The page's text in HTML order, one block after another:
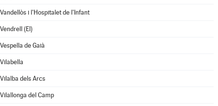
Vandellòs i l'Hospitalet de l'Infant
Vendrell (El)
Vespella de Gaià
Vilabella
Vilalba dels Arcs
Vilallonga del Camp